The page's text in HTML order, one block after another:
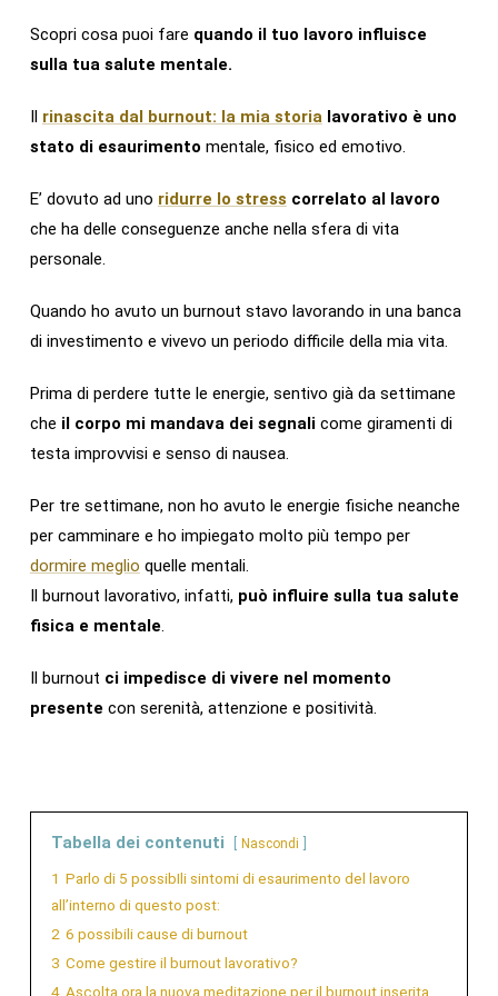
Scopri cosa puoi fare quando il tuo lavoro influisce
sulla tua salute mentale.
Il rinascita dal burnout: la mia storialavorativo è uno
stato di esaurimento mentale, fisico ed emotivo.
E’ dovuto ad uno ridurre lo stress correlato al lavoro
che ha delle conseguenze anche nella sfera di vita
personale.
Quando ho avuto un burnout stavo lavorando in una banca
di investimento e vivevo un periodo difficile della mia vita.
Prima di perdere tutte le energie, sentivo già da settimane
che il corpo mi mandava dei segnalicome giramenti di
testa improvvisi e senso di nausea.
Per tre settimane, non ho avuto le energie fisiche neanche
per camminare e ho impiegato molto più tempo per
dormire meglio quelle mentali.
Il burnout lavorativo, infatti, può influire sulla tua salute
fisica e mentale.
Il burnout ci impedisce di vivere nel momento
presente con serenità, attenzione e positività.
Tabella dei contenuti Nascondi
1 Parlo di 5 possibIli sintomi di esaurimento del lavoro
all’interno di questo post:
2 6 possibili cause di burnout
3 Come gestire il burnout lavorativo?
4 Ascolta ora la nuova meditazione per il burnout inserita